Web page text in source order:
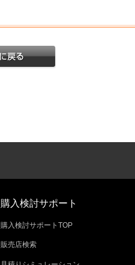
購入検討サポート
購入検討サポートTOP
販売店検索